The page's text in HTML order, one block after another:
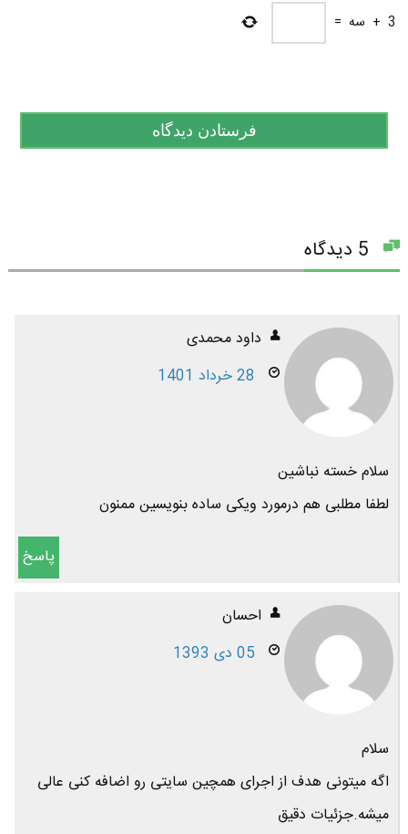
3
+ سه =
داود محمدی
28 خرداد 1401
سلام خسته نباشین
لطفا مطلبی هم درمورد ویکی ساده بنویسین ممنون
پاسخ
احسان
05 دی 1393
سلام
اگه میتونی هدف از اجرای همچین سایتی رو اضافه کنی عالی
میشه.جزئیات دقیق